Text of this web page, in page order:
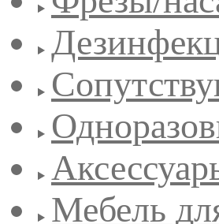
Мебель